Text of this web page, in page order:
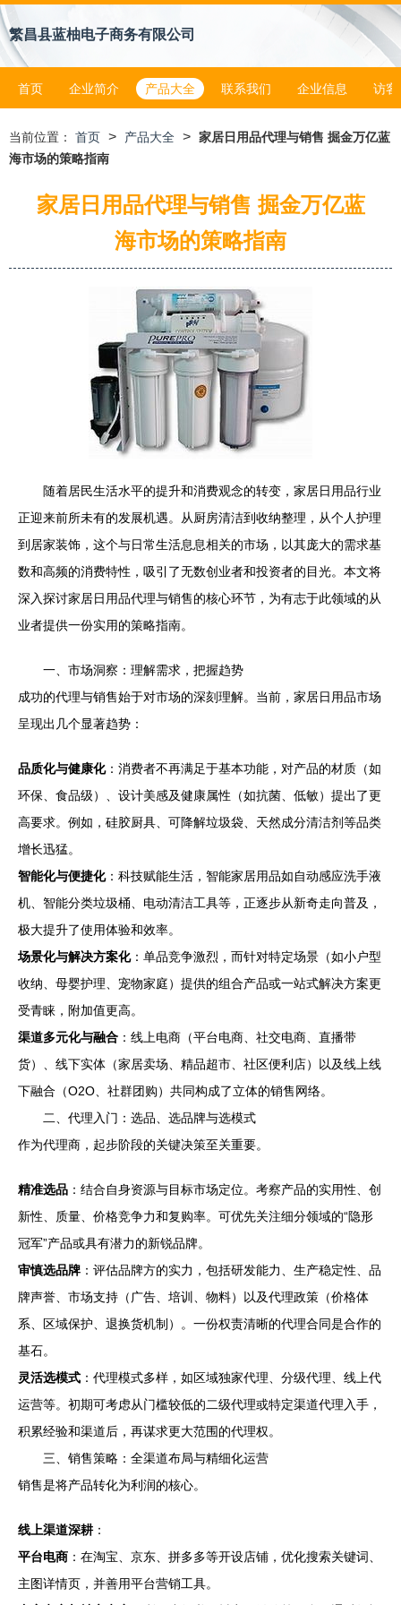
繁昌县蓝柚电子商务有限公司
首页 企业简介 产品大全 联系我们 企业信息 访客
当前位置： 首页 > 产品大全 > 家居日用品代理与销售 掘金万亿蓝
海市场的策略指南
家居日用品代理与销售 掘金万亿蓝
海市场的策略指南
随着居民生活水平的提升和消费观念的转变，家居日用品行业
正迎来前所未有的发展机遇。从厨房清洁到收纳整理，从个人护理
到居家装饰，这个与日常生活息息相关的市场，以其庞大的需求基
数和高频的消费特性，吸引了无数创业者和投资者的目光。本文将
深入探讨家居日用品代理与销售的核心环节，为有志于此领域的从
业者提供一份实用的策略指南。
一、市场洞察：理解需求，把握趋势
成功的代理与销售始于对市场的深刻理解。当前，家居日用品市场
呈现出几个显著趋势：
品质化与健康化：消费者不再满足于基本功能，对产品的材质（如
环保、食品级）、设计美感及健康属性（如抗菌、低敏）提出了更
高要求。例如，硅胶厨具、可降解垃圾袋、天然成分清洁剂等品类
增长迅猛。
智能化与便捷化：科技赋能生活，智能家居用品如自动感应洗手液
机、智能分类垃圾桶、电动清洁工具等，正逐步从新奇走向普及，
极大提升了使用体验和效率。
场景化与解决方案化：单品竞争激烈，而针对特定场景（如小户型
收纳、母婴护理、宠物家庭）提供的组合产品或一站式解决方案更
受青睐，附加值更高。
渠道多元化与融合 ：线上电商（平台电商、社交电商、直播带
货）、线下实体（家居卖场、精品超市、社区便利店）以及线上线
下融合（O2O、社群团购）共同构成了立体的销售网络。
二、代理入门：选品、选品牌与选模式
作为代理商，起步阶段的关键决策至关重要。
精准选品 ：结合自身资源与目标市场定位。考察产品的实用性、创
新性、质量、价格竞争力和复购率。可优先关注细分领域的“隐形
冠军”产品或具有潜力的新锐品牌。
审慎选品牌 ：评估品牌方的实力，包括研发能力、生产稳定性、品
牌声誉、市场支持（广告、培训、物料）以及代理政策（价格体
系、区域保护、退换货机制）。一份权责清晰的代理合同是合作的
基石。
灵活选模式 ：代理模式多样，如区域独家代理、分级代理、线上代
运营等。初期可考虑从门槛较低的二级代理或特定渠道代理入手，
积累经验和渠道后，再谋求更大范围的代理权。
三、销售策略：全渠道布局与精细化运营
销售是将产品转化为利润的核心。
线上渠道深耕：
平台电商 ：在淘宝、京东、拼多多等开设店铺，优化搜索关键词、
主图详情页，并善用平台营销工具。